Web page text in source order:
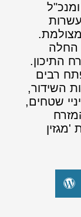
החלה
התיכון.
רבים
השידור,
שטחים,
'מגזין